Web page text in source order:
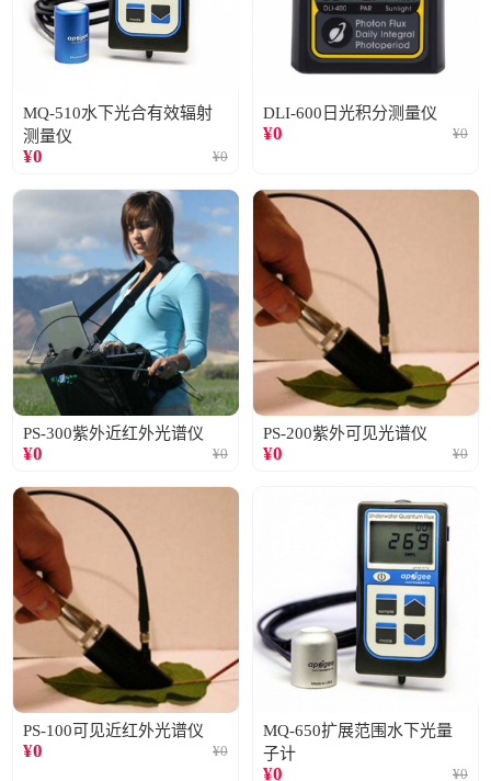
MQ-510水下光合有效辐射
测量仪
¥0 ¥0
DLI-600日光积分测量仪
¥0 ¥0
PS-300紫外近红外光谱仪
¥0 ¥0
PS-200紫外可见光谱仪
¥0 ¥0
PS-100可见近红外光谱仪
¥0 ¥0
MQ-650扩展范围水下光量
子计
¥0 ¥0